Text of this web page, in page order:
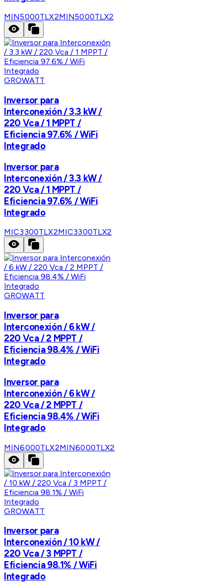
MIN5000TLX2MIN5000TLX2
GROWATT
Inversor para
Interconexión / 3.3 kW /
220 Vca / 1 MPPT /
Eficiencia 97.6% / WiFi
Integrado
Inversor para
Interconexión / 3.3 kW /
220 Vca / 1 MPPT /
Eficiencia 97.6% / WiFi
Integrado
MIC3300TLX2MIC3300TLX2
GROWATT
Inversor para
Interconexión / 6 kW /
220 Vca / 2 MPPT /
Eficiencia 98.4% / WiFi
Integrado
Inversor para
Interconexión / 6 kW /
220 Vca / 2 MPPT /
Eficiencia 98.4% / WiFi
Integrado
MIN6000TLX2MIN6000TLX2
GROWATT
Inversor para
Interconexión / 10 kW /
220 Vca / 3 MPPT /
Eficiencia 98.1% / WiFi
Integrado